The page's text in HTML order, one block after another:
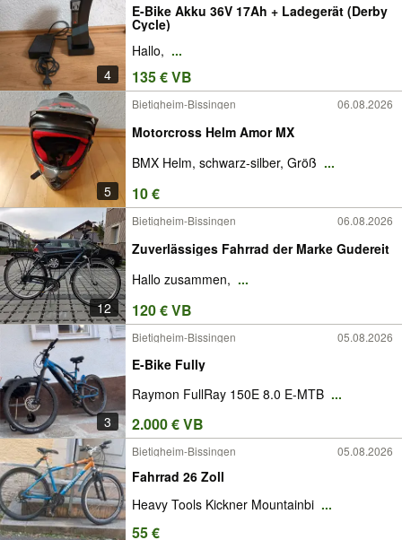
4
E-Bike Akku 36V 17Ah + Ladegerät (Derby
Cycle)
Hallo, ...
135 € VB
5
Bietigheim-Bissingen 06.08.2026
Motorcross Helm Amor MX
BMX Helm, schwarz-silber, Größ ...
10 €
12
Bietigheim-Bissingen 06.08.2026
Zuverlässiges Fahrrad der Marke Gudereit
Hallo zusammen, ...
120 € VB
3
Bietigheim-Bissingen 05.08.2026
E-Bike Fully
Raymon FullRay 150E 8.0 E-MTB ...
2.000 € VB
Bietigheim-Bissingen 05.08.2026
Fahrrad 26 Zoll
Heavy Tools Kickner Mountainbi ...
55 €